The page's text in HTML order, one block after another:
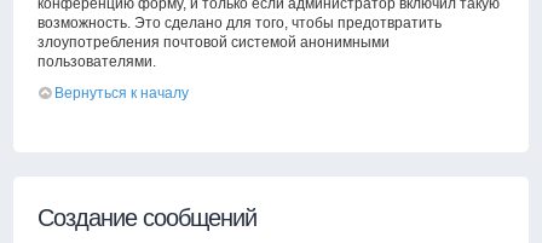
конференцию форму, и только если администратор включил такую
возможность. Это сделано для того, чтобы предотвратить
злоупотребления почтовой системой анонимными
пользователями.
Вернуться к началу
Создание сообщений